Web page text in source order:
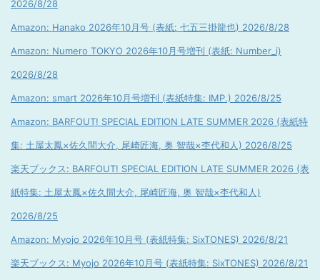
2026/8/28
Amazon: Hanako 2026年10月号 (表紙: 七五三掛龍也) 2026/8/28
Amazon: Numero TOKYO 2026年10月号増刊 (表紙: Number_i)
2026/8/28
Amazon: smart 2026年10月号増刊 (表紙特集: IMP.) 2026/8/25
Amazon: BARFOUT! SPECIAL EDITION LATE SUMMER 2026 (表紙特
集: 土屋太鳳×佐久間大介, 尾崎匠海, 奥 智哉×杢代和人) 2026/8/25
楽天ブックス: BARFOUT! SPECIAL EDITION LATE SUMMER 2026 (表
紙特集: 土屋太鳳×佐久間大介, 尾崎匠海, 奥 智哉×杢代和人)
2026/8/25
Amazon: Myojo 2026年10月号 (表紙特集: SixTONES) 2026/8/21
楽天ブックス: Myojo 2026年10月号 (表紙特集: SixTONES) 2026/8/21